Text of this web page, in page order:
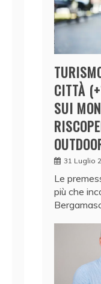
CITTÀ
SUI
31 Luglio
Le
più che